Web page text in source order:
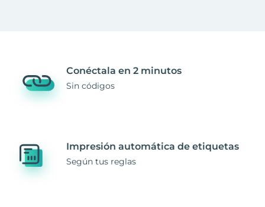
Conéctala en 2 minutos
Sin códigos
Impresión automática de etiquetas
Según tus reglas